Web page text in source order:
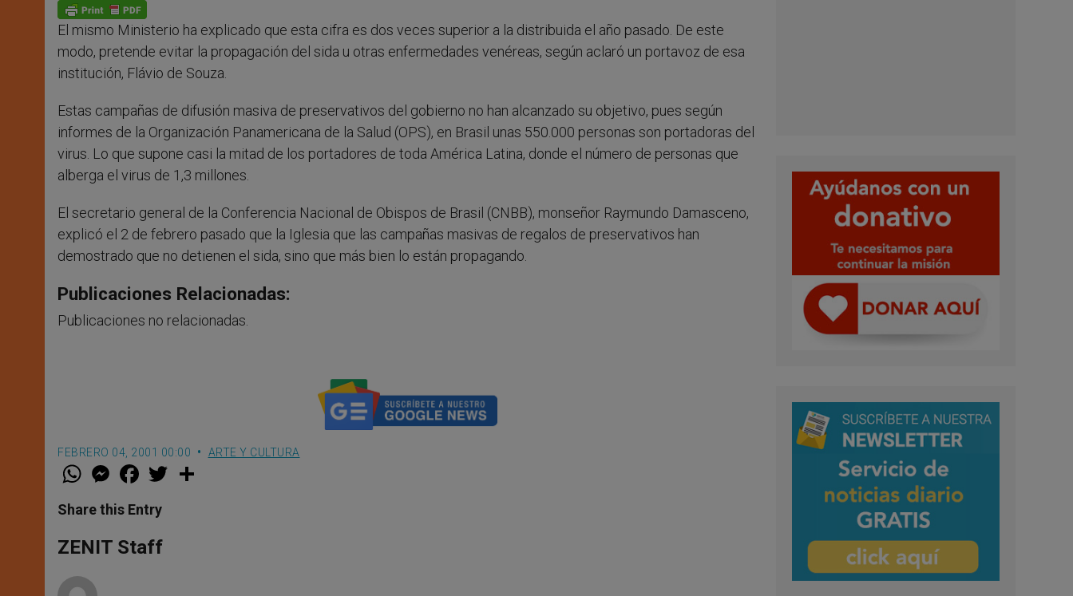
p
p
g
e
o
k
El mismo Ministerio ha explicado que esta cifra es dos veces superior a la distribuida el año pasado. De este
modo, pretende evitar la propagación del sida u otras enfermedades venéreas, según aclaró un portavoz de esa
institución, Flávio de Souza.
Estas campañas de difusión masiva de preservativos del gobierno no han alcanzado su objetivo, pues según
informes de la Organización Panamericana de la Salud (OPS), en Brasil unas 550.000 personas son portadoras del
virus. Lo que supone casi la mitad de los portadores de toda América Latina, donde el número de personas que
alberga el virus de 1,3 millones.
El secretario general de la Conferencia Nacional de Obispos de Brasil (CNBB), monseñor Raymundo Damasceno,
explicó el 2 de febrero pasado que la Iglesia que las campañas masivas de regalos de preservativos han
demostrado que no detienen el sida, sino que más bien lo están propagando.
Publicaciones Relacionadas:
Publicaciones no relacionadas.
FEBRERO 04, 2001 00:00 ARTE Y CULTURA
W
t
s
p
p
M
e
s
e
g
e
F
a
e
b
o
k
w
Share this Entry
ZENIT Staff